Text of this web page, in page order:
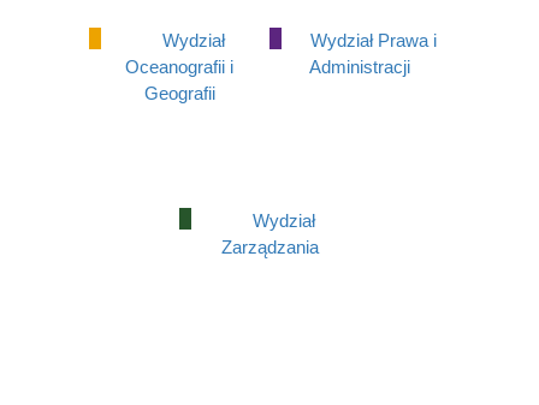
Wydział
Oceanografii i
Geografii
Wydział Prawa i
Administracji
Wydział
Zarządzania